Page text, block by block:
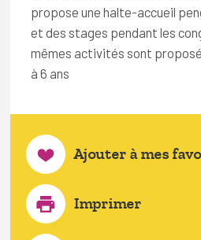
propose une halte-accueil
et des stages pendant les
mêmes activités sont
à 6 ans
Ajouter à mes
Imprimer